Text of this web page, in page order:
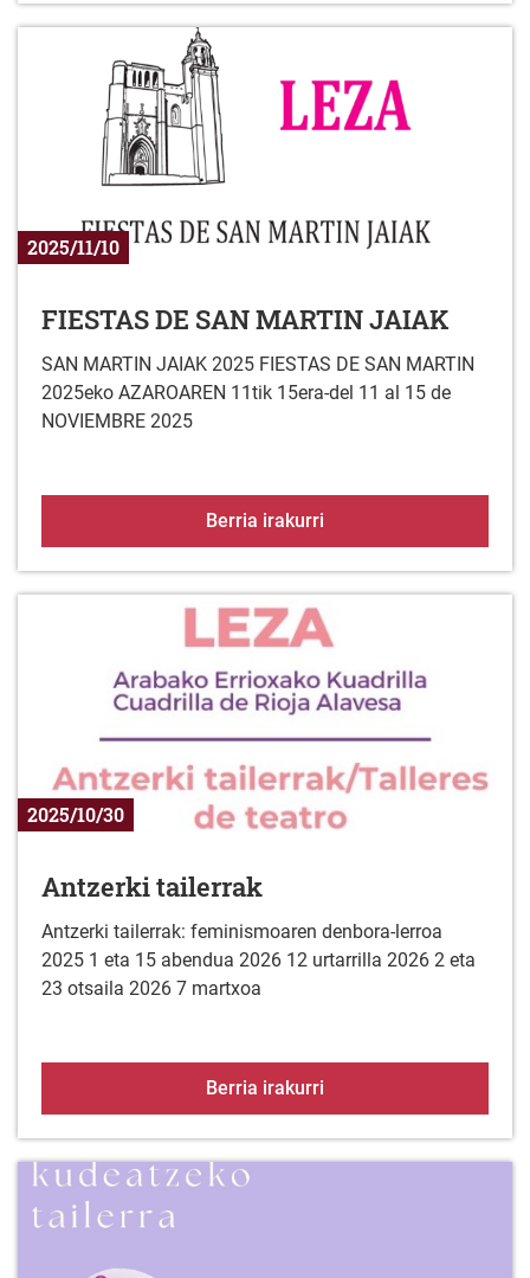
2025/11/10
FIESTAS DE SAN MARTIN JAIAK
SAN MARTIN JAIAK 2025 FIESTAS DE SAN MARTIN
2025eko AZAROAREN 11tik 15era-del 11 al 15 de
NOVIEMBRE 2025
Berria irakurri
2025/10/30
Antzerki tailerrak
Antzerki tailerrak: feminismoaren denbora-lerroa
2025 1 eta 15 abendua 2026 12 urtarrilla 2026 2 eta
23 otsaila 2026 7 martxoa
Berria irakurri